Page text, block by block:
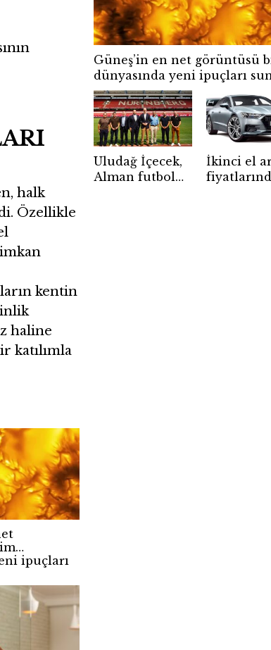
halk
Özellikle
kentin
haline
katılımla
ipuçları
Güneş’in en net görüntüsü
dünyasında yeni ipuçları
Uludağ İçecek,
Alman futbol
İkinci el